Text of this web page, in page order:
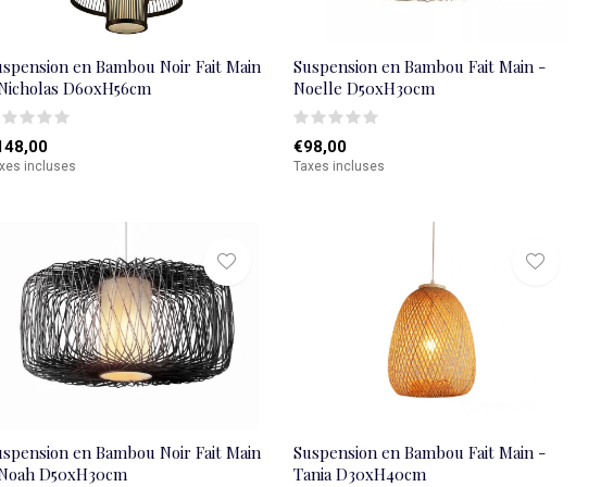
en Bambou Noir Fait Main
D60xH56cm
incluses
Suspension en Bambou Fait Main -
Noelle D50xH30cm
€98,00
Taxes incluses
en Bambou Noir Fait Main
D50xH30cm
Suspension en Bambou Fait Main -
Tania D30xH40cm